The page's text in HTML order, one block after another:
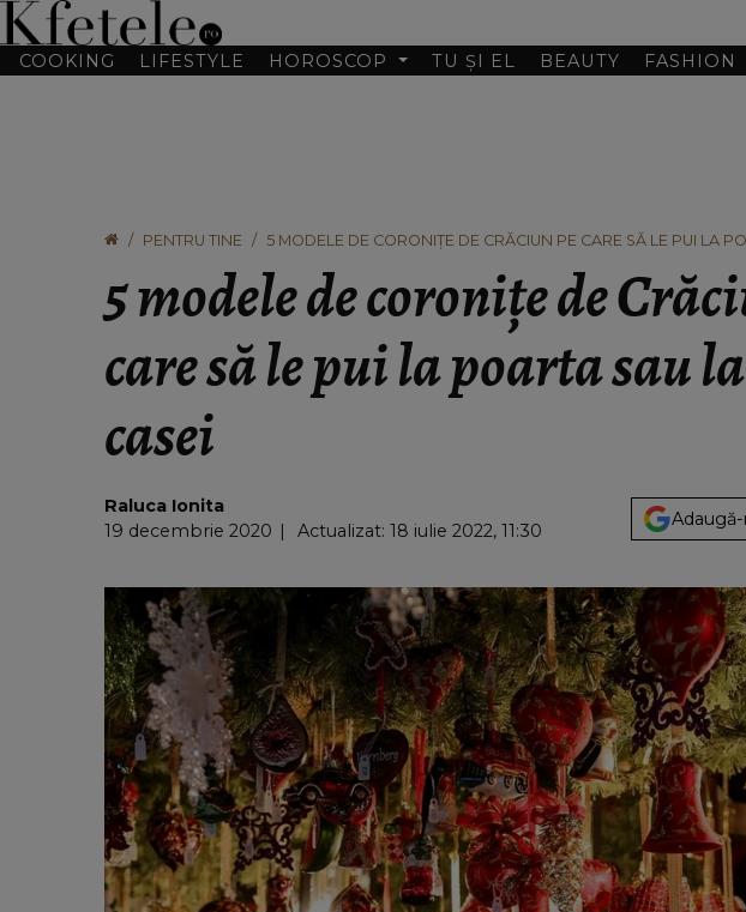
COOKING LIFESTYLE HOROSCOP TU ȘI EL BEAUTY FASHION
PENTRU TINE 5 MODELE DE CORONIȚE DE CRĂCIUN PE CARE SĂ LE PUI LA
5 modele de coronițe de
care să le pui la poarta sau
casei
Raluca Ionita
19 decembrie 2020
Actualizat: 18 iulie 2022, 11:30